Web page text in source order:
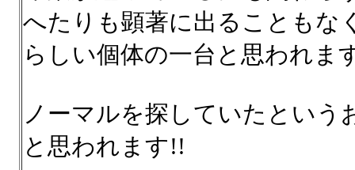
へたりも顕著に出ることもな
らしい個体の一台と思われま
ノーマルを探していたとい
と思われます!!